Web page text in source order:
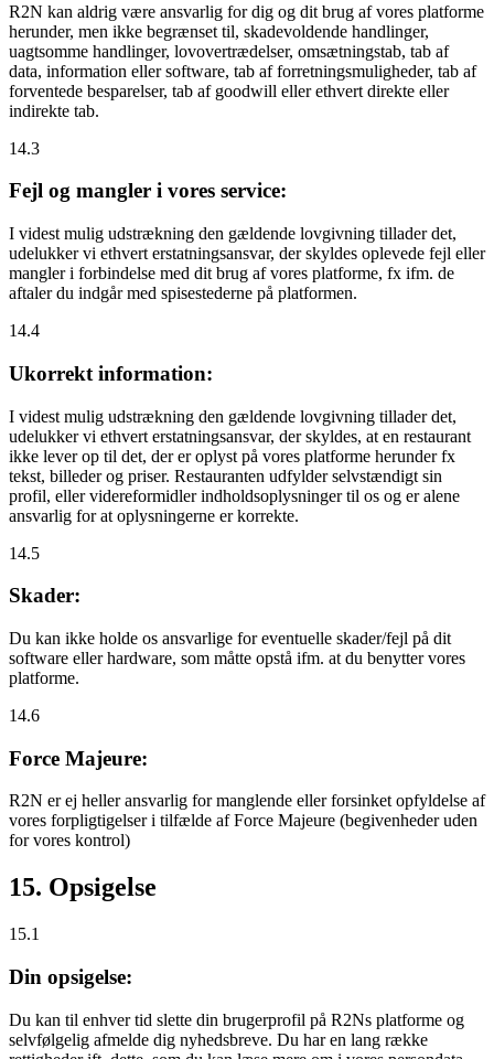
R2N kan aldrig være ansvarlig for dig og dit brug af vores platforme
herunder, men ikke begrænset til, skadevoldende handlinger,
uagtsomme handlinger, lovovertrædelser, omsætningstab, tab af
data, information eller software, tab af forretningsmuligheder, tab af
forventede besparelser, tab af goodwill eller ethvert direkte eller
indirekte tab.
14.3
Fejl og mangler i vores service:
I videst mulig udstrækning den gældende lovgivning tillader det,
udelukker vi ethvert erstatningsansvar, der skyldes oplevede fejl eller
mangler i forbindelse med dit brug af vores platforme, fx ifm. de
aftaler du indgår med spisestederne på platformen.
14.4
Ukorrekt information:
I videst mulig udstrækning den gældende lovgivning tillader det,
udelukker vi ethvert erstatningsansvar, der skyldes, at en restaurant
ikke lever op til det, der er oplyst på vores platforme herunder fx
tekst, billeder og priser. Restauranten udfylder selvstændigt sin
profil, eller videreformidler indholdsoplysninger til os og er alene
ansvarlig for at oplysningerne er korrekte.
14.5
Skader:
Du kan ikke holde os ansvarlige for eventuelle skader/fejl på dit
software eller hardware, som måtte opstå ifm. at du benytter vores
platforme.
14.6
Force Majeure:
R2N er ej heller ansvarlig for manglende eller forsinket opfyldelse af
vores forpligtigelser i tilfælde af Force Majeure (begivenheder uden
for vores kontrol)
15. Opsigelse
15.1
Din opsigelse:
Du kan til enhver tid slette din brugerprofil på R2Ns platforme og
selvfølgelig afmelde dig nyhedsbreve. Du har en lang række